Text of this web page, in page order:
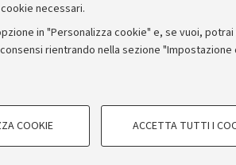
necessari.
in "Personalizza cookie" e, se vuoi,
rientrando nella sezione "Impostazione
COOKIE ACCETTA TUTTI I
- Università di Bologna - Via
Privacy
Note legali